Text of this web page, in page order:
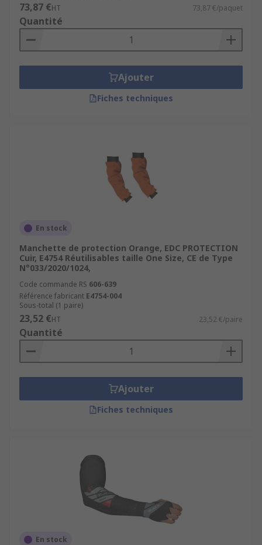
73,87 €HT 73,87 €/paquet
Quantité
Ajouter
Fiches techniques
En stock
Manchette de protection Orange, EDC PROTECTION
Cuir, E4754 Réutilisables taille One Size, CE de Type
N°033/2020/1024,
Code commande RS 606-639
Référence fabricant E4754-004
Sous-total (1 paire)
23,52 €HT 23,52 €/paire
Quantité
Ajouter
Fiches techniques
En stock